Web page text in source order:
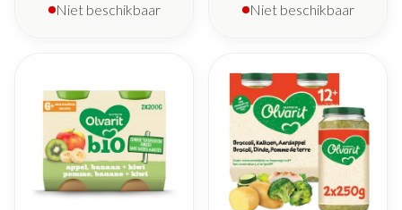
Niet beschikbaar Niet beschikbaar